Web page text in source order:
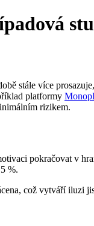
stále více
platformy
rizikem.
pokračovat v
%.
což vytváří iluzi